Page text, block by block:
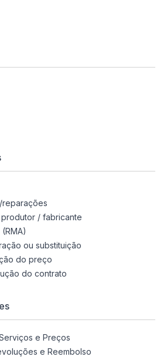
/ fabricante
ou substituição
do preço
do contrato
e Preços
e Reembolso